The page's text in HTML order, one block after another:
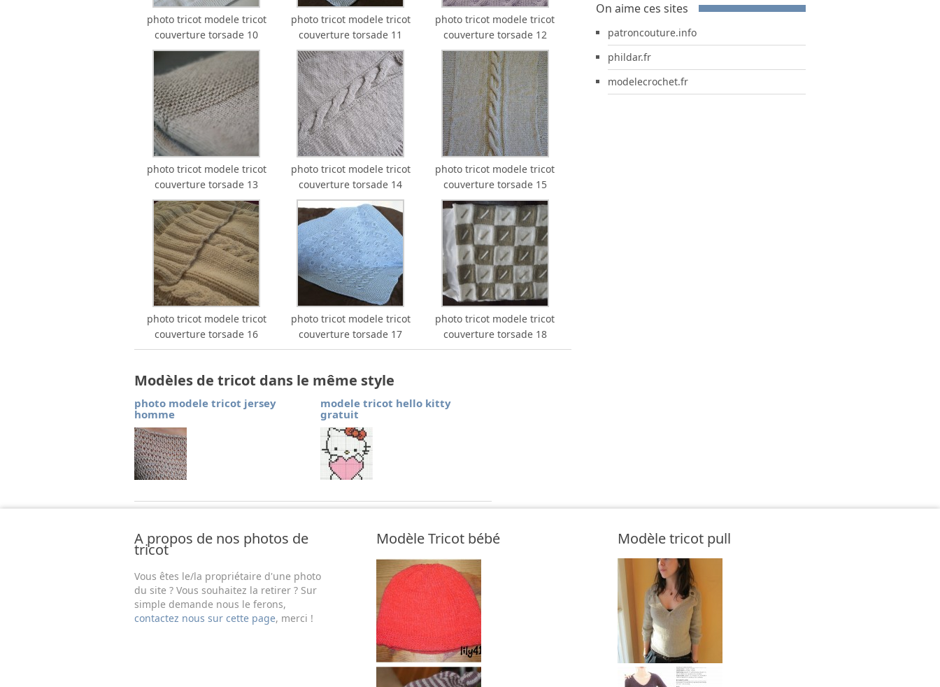
photo tricot modele tricot
couverture torsade 10
photo tricot modele tricot
couverture torsade 11
photo tricot modele tricot
couverture torsade 12
photo tricot modele tricot
couverture torsade 13
photo tricot modele tricot
couverture torsade 14
photo tricot modele tricot
couverture torsade 15
photo tricot modele tricot
couverture torsade 16
photo tricot modele tricot
couverture torsade 17
photo tricot modele tricot
couverture torsade 18
Modèles de tricot dans le même style
photo modele tricot jersey
homme
modele tricot hello kitty
gratuit
On aime ces sites
patroncouture.info
phildar.fr
modelecrochet.fr
A propos de nos photos de
tricot
Vous êtes le/la propriétaire d'une photo
du site ? Vous souhaitez la retirer ? Sur
simple demande nous le ferons,
contactez nous sur cette page, merci !
Modèle Tricot bébé Modèle tricot pull